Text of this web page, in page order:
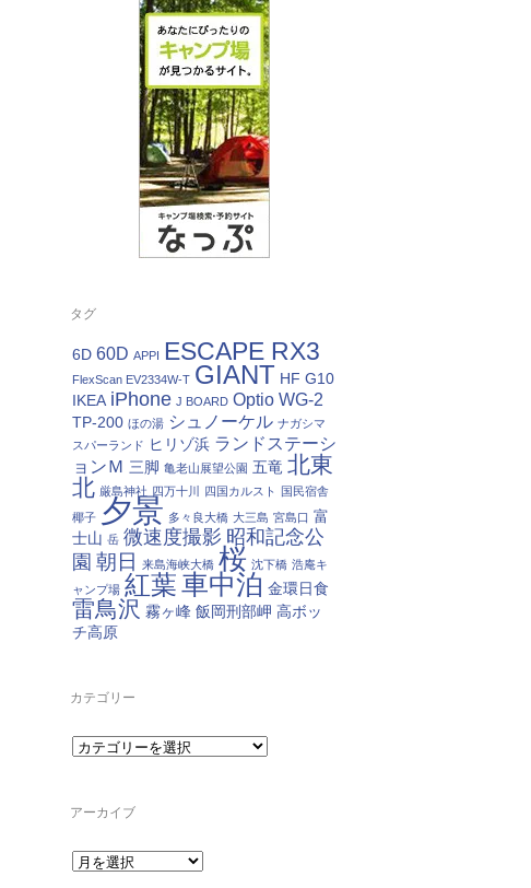
タグ
6D 60D APPI ESCAPE RX3
FlexScan EV2334W-T GIANT HF G10
IKEA iPhone J BOARD Optio WG-2
TP-200 ほの湯 シュノーケル ナガシマ
スパーランド ヒリゾ浜 ランドステーシ
ョンＭ 三脚 亀老山展望公園 五竜 北東
北 厳島神社 四万十川 四国カルスト
国民宿舎
椰子 夕景 多々良大橋 大三島 宮島口 富
士山 岳 微速度撮影 昭和記念公
園 朝日 来島海峡大橋 桜 沈下橋 浩庵キ
ャンプ場 紅葉車中泊 金環日食
雷鳥沢 霧ヶ峰 飯岡刑部岬 高ボッ
チ高原
カテゴリー
カ
テ
ーアーカイブ
ア
ー